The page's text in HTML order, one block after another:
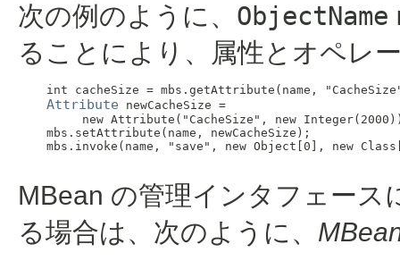
次の例のように、 ObjectName
ることにより、属性とオペレ
int cacheSize = mbs.getAttribute(name,
Attribute newCacheSize =
new Attribute("CacheSize", new
    mbs.setAttribute(name, newCacheSize);
mbs.invoke(name, "save", new Object[0], new
MBean の管理インタフェー
る場合は、次のように、